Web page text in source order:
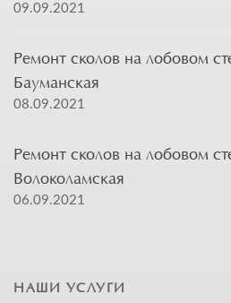
09.09.2021
Ремонт сколов на лобовом
Бауманская
08.09.2021
Ремонт сколов на лобовом
Волоколамская
06.09.2021
НАШИ УСЛУГИ